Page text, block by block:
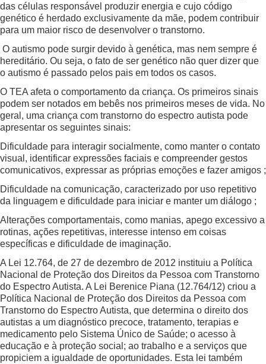
das células responsável produzir energia e cujo código
genético é herdado exclusivamente da mãe, podem contribuir
para um maior risco de desenvolver o transtorno.
O autismo pode surgir devido à genética, mas nem sempre é
hereditário. Ou seja, o fato de ser genético não quer dizer que
o autismo é passado pelos pais em todos os casos.
O TEA afeta o comportamento da criança. Os primeiros sinais
podem ser notados em bebês nos primeiros meses de vida. No
geral, uma criança com transtorno do espectro autista pode
apresentar os seguintes sinais:
Dificuldade para interagir socialmente, como manter o contato
visual, identificar expressões faciais e compreender gestos
comunicativos, expressar as próprias emoções e fazer amigos ;
Dificuldade na comunicação, caracterizado por uso repetitivo
da linguagem e dificuldade para iniciar e manter um diálogo ;
Alterações comportamentais, como manias, apego excessivo a
rotinas, ações repetitivas, interesse intenso em coisas
específicas e dificuldade de imaginação.
A Lei 12.764, de 27 de dezembro de 2012 instituiu a Política
Nacional de Proteção dos Direitos da Pessoa com Transtorno
do Espectro Autista. A Lei Berenice Piana (12.764/12) criou a
Política Nacional de Proteção dos Direitos da Pessoa com
Transtorno do Espectro Autista, que determina o direito dos
autistas a um diagnóstico precoce, tratamento, terapias e
medicamento pelo Sistema Único de Saúde; o acesso à
educação e à proteção social; ao trabalho e a serviços que
propiciem a igualdade de oportunidades. Esta lei também